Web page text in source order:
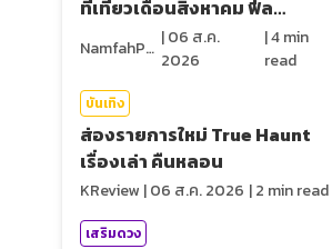
ที่เที่ยวเดือนสิงหาคม ฟีล
NamfahPhupha |06 ส.ค.
2026
|4min
read
บันเทิง
ส่องรายการใหม่ True Haunt
เรื่องเล่า คืนหลอน
KReview |06 ส.ค. 2026 |2 min read
เสริมดวง